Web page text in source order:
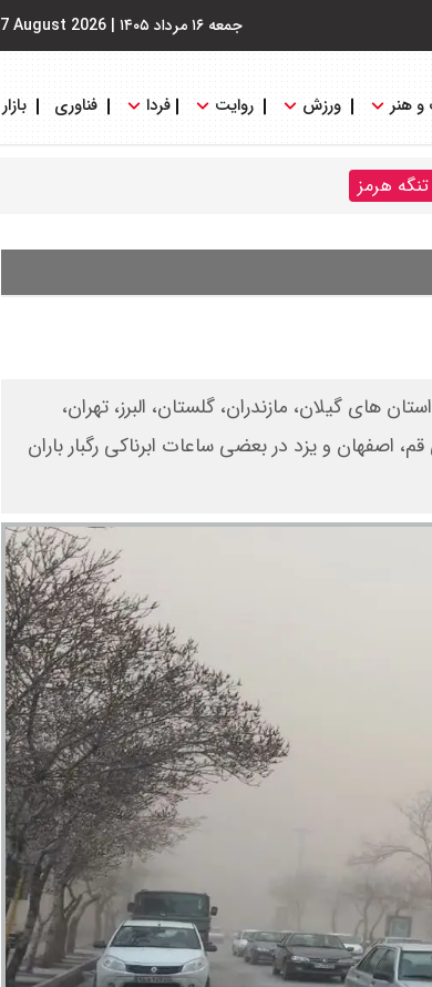
جمعه ۱۶ مرداد ۱۴۰۵ |
7 August 2026
هنر ورزش روایت فردا فناوری بازار
تنگه هرمز
گیلان، مازندران، گلستان، البرز، تهران،
و یزد در بعضی ساعات ابرناکی رگبار باران